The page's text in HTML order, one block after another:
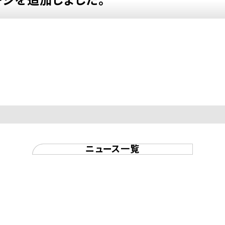
ニュース一覧